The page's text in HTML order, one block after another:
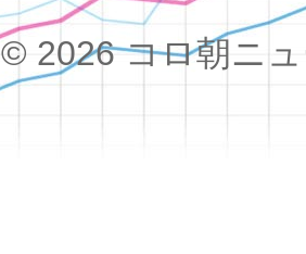
© 2026 コロ朝ニ